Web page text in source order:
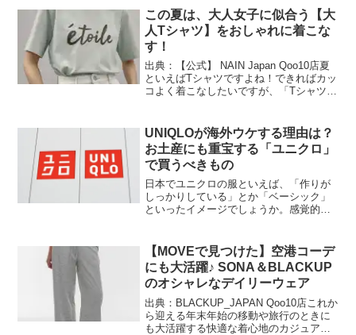
の『靴下サプリ まるでこたつ』シリーズ
です。大人気のソ...
この夏は、大人女子に似合う【大
人Tシャツ】をおしゃれに着こな
す！
出典：【公式】 NAIN Japan Qoo10店夏
といえばTシャツですよね！できればカッ
コよく着こなしたいですが、「Tシャツは
お悩みもよく聞きます。そんな方には“大
人...
UNIQLOが海外ウケする理由は？
お土産にも重宝する「ユニクロ」
で買うべきもの
日本でユニクロの服といえば、「作りが
しっかりしている」とか「ベーシック」
といったイメージでしょうか。感覚的に
います。メジャーブランドすぎて、着て
いると「（ユニクロ…？）...
【MOVEで見つけた】空港コーデ
にも大活躍♪ SONA＆BLACKUP
のオシャレなデイリーウェア
出典：BLACKUP_JAPAN Qoo10店これか
ら迎える年末年始の移動や旅行のときに
も大活躍する快適な着心地のカジュアル